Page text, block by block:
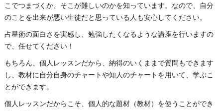
こでつまづくか、そこが難しいのかを知っています。なので、自分
のことを出来が悪い生徒だと思っている人も安心してください。
占星術の面白さを実感し、勉強したくなるような講座を行いますの
で、任せてください！
もちろん、個人レッスンだから、納得のいくままで質問もできます
し、教材に自分自身のチャートや知人のチャートを用いて、学ぶこ
とができます。
個人レッスンだからこそ、個人的な題材（教材）を使うことができ